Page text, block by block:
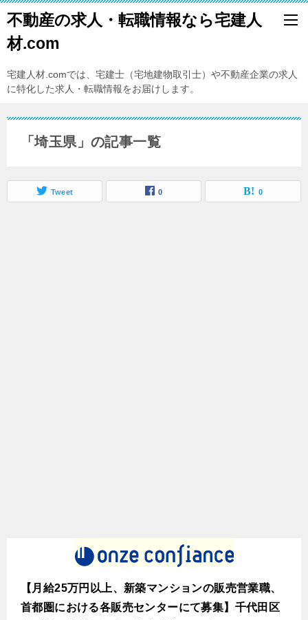
不動産の求人・転職情報なら宅建人
材.com
宅建人材.comでは、宅建士（宅地建物取引士）や不動産企業の求人
に特化した求人・転職情報をお届けします。
「埼玉県」の記事一覧
Tweet 0 0
【月給25万円以上、新築マンションの販売営業職、
首都圏における各販売センターにて募集】千代田区